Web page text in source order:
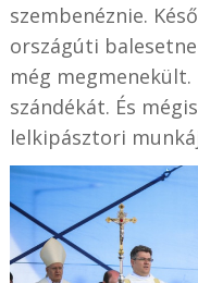
szembenéznie.
országúti
még
szándékát. És
lelkipásztori